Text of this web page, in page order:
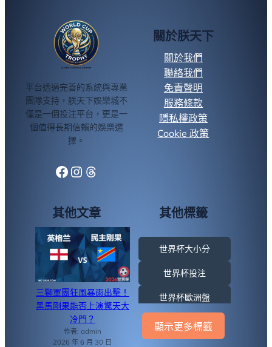
平台透過完善的系統與專業
團隊支持，朕天下娛樂城不
僅是一個投注平台，更是一
個值得長期信賴的娛樂選
擇。
Facebook Instagram Threads
關於朕天下
關於我們
聯絡我們
免責聲明
服務條款
隱私權政策
Cookie 政策
其他文章
三獅軍團狂風暴雨出擊！
黑馬剛果能否上演驚天大
冷門？
作者: admin
2026 年 6 月 30 日
其他標籤
世界杯大小分
世界杯投注
世界杯歐洲盤
世界盃亞洲區資格賽
顯示更多標籤